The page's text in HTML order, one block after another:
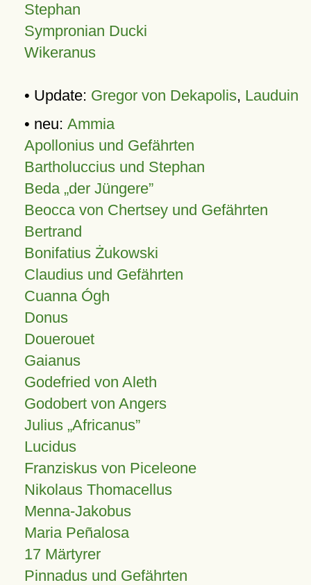
Stephan
Sympronian Ducki
Wikeranus
• Update: Gregor von Dekapolis, Lauduin
• neu: Ammia
Apollonius und Gefährten
Bartholuccius und Stephan
Beda „der Jüngere”
Beocca von Chertsey und Gefährten
Bertrand
Bonifatius Żukowski
Claudius und Gefährten
Cuanna Ógh
Donus
Douerouet
Gaianus
Godefried von Aleth
Godobert von Angers
Julius Africanus
Lucidus
Franziskus von Piceleone
Nikolaus Thomacellus
Menna-Jakobus
Maria Peñalosa
17 Märtyrer
Pinnadus und Gefährten